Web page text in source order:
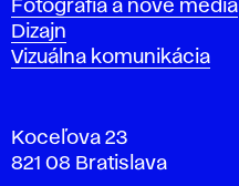
Fotografia a nové médiá
Dizajn
Vizuálna komunikácia
Koceľova 23
821 08 Bratislava